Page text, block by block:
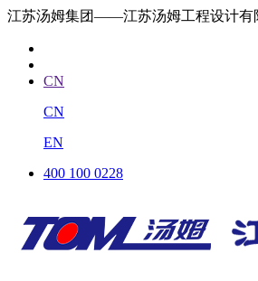
江苏汤姆集团——江苏汤姆工程设计有
CN
CN
EN
400 100 0228